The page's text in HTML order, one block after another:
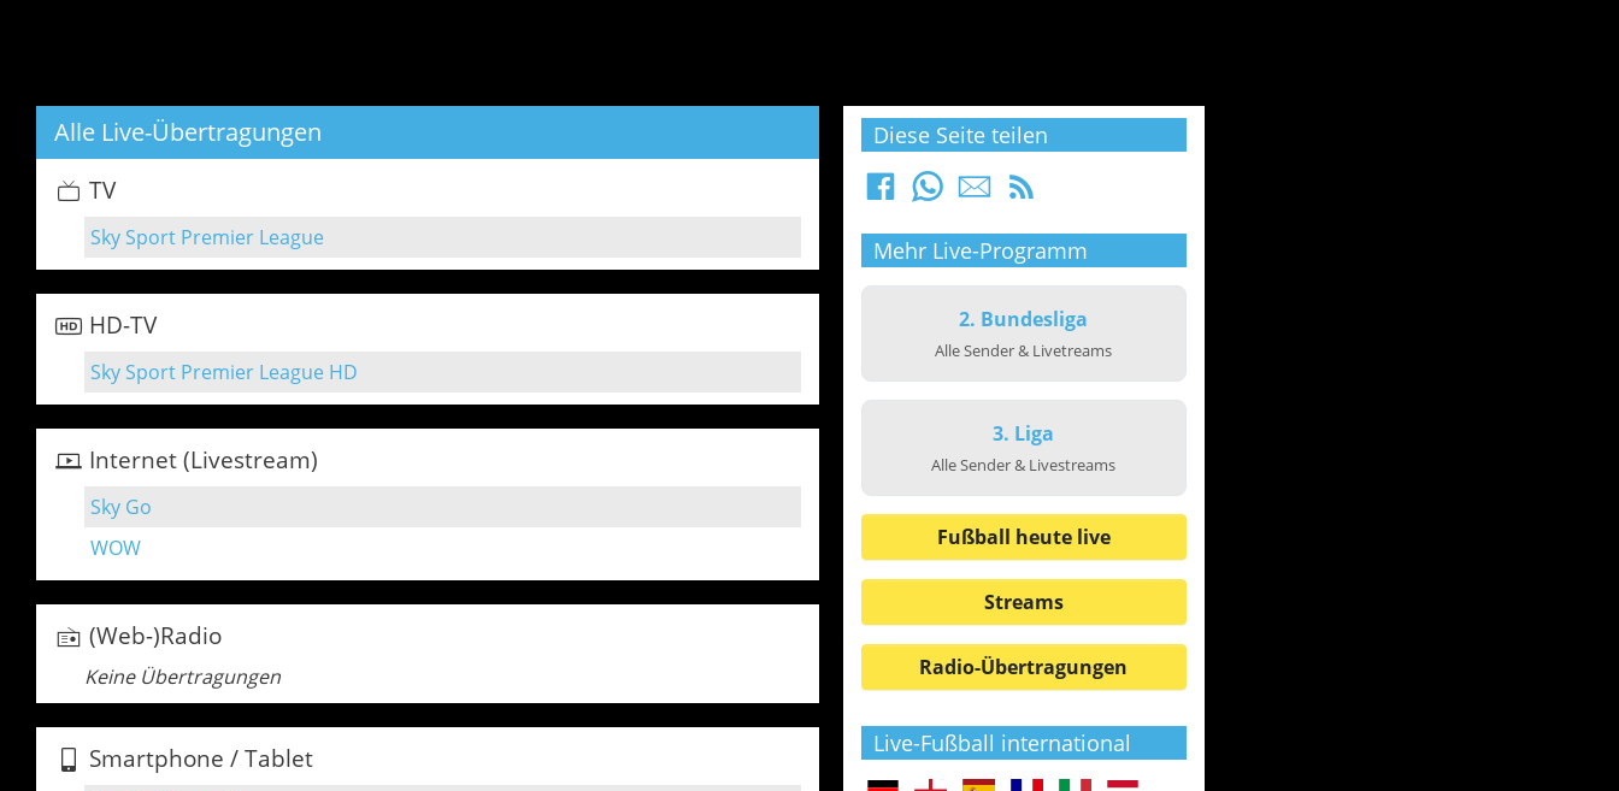
Alle Live-Übertragungen
TV
Sky Sport Premier League
HD-TV
Sky Sport Premier League HD
Internet (Livestream)
Sky Go
WOW
(Web-)Radio
Keine Übertragungen
Smartphone / Tablet
Diese Seite teilen
Mehr Live-Programm
2. Bundesliga
Alle Sender & Livetreams
3. Liga
Alle Sender & Livestreams
Fußball heute live
Streams
Radio-Übertragungen
Live-Fußball international